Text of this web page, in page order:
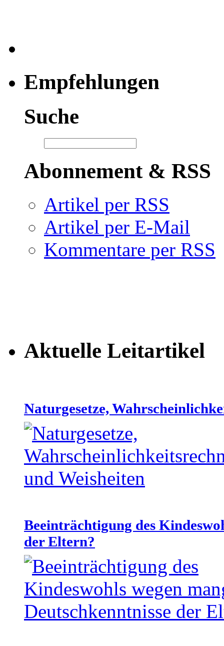
Empfehlungen
Suche
Abonnement & RSS
Artikel per RSS
Artikel per E-Mail
Kommentare per RSS
Aktuelle Leitartikel
Naturgesetze,
Beeinträchtigung des
der Eltern?